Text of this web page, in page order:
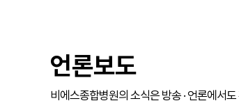
언론보도
비에스종합병원의 소식은 방송 · 언론에서